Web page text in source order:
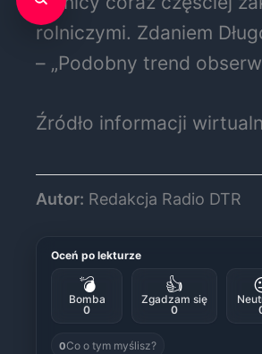
rolniczymi. Zdaniem
– „Podobny trend
Źródło informacji
Autor: Redakcja Radio DTR
Oceń po lekturze
💣
Bomba
0
👍
Zgadzam się
0
0Co o tym myślisz?